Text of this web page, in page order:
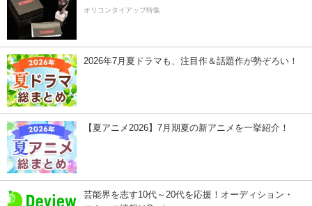
オリコンタイアップ特集
2026年7月夏ドラマも、注目作＆話題作が勢ぞろい！
【夏アニメ2026】7月期夏の新アニメを一挙紹介！
芸能界を志す10代～20代を応援！オーディション・